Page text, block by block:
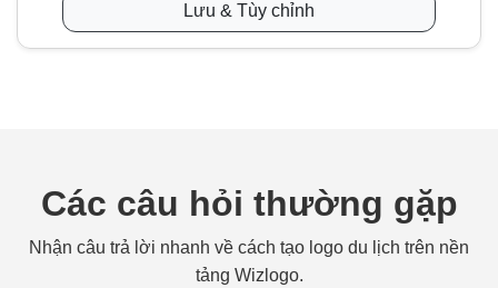
Lưu & Tùy chỉnh
Các câu hỏi thường gặp
Nhận câu trả lời nhanh về cách tạo logo du lịch trên nền
tảng Wizlogo.